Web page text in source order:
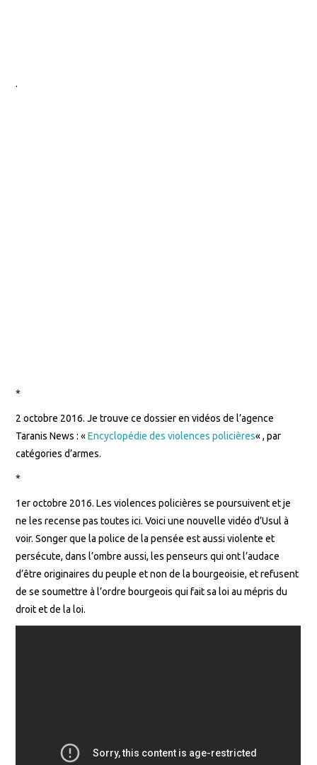
.
*
2 octobre 2016. Je trouve ce dossier en vidéos de l’agence
Taranis News : «Encyclopédie des violences policières« , par
catégories d’armes.
*
1er octobre 2016. Les violences policières se poursuivent et je
ne les recense pas toutes ici. Voici une nouvelle vidéo d’Usul à
voir. Songer que la police de la pensée est aussi violente et
persécute, dans l’ombre aussi, les penseurs qui ont l’audace
d’être originaires du peuple et non de la bourgeoisie, et refusent
de se soumettre à l’ordre bourgeois qui fait sa loi au mépris du
droit et de la loi.